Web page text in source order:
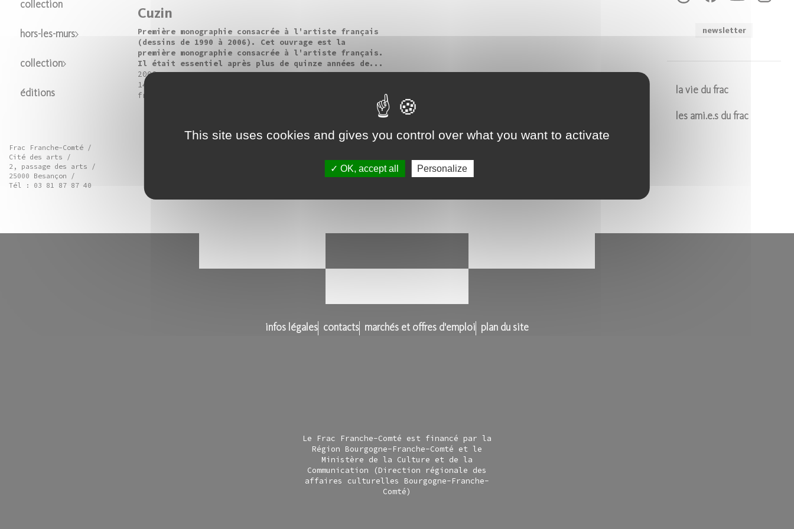
collection
hors-les-murs
collection
éditions
Frac Franche-Comté /
Cité des arts /
2, passage des arts /
25000 Besançon /
Tél : 03 81 87 87 40
newsletter
la vie du frac
les ami.e.s du frac
Cuzin
Première monographie consacrée à l'artiste français
(dessins de 1990 à 2006). Cet ouvrage est la
première monographie consacrée à l'artiste français.
Il était essentiel après plus de quinze années de...
2006
144 p., ill. en coul., 17x24 cm Edition bilingue
français/allemand
infos légales contacts marchés et offres d'emploi plan du site
Le Frac Franche-Comté est financé par la
Région Bourgogne-Franche-Comté et le
Ministère de la Culture et de la
Communication (Direction régionale des
affaires culturelles Bourgogne-Franche-
Comté)
This site uses cookies and gives you control over what you want to activate
OK, accept all Personalize